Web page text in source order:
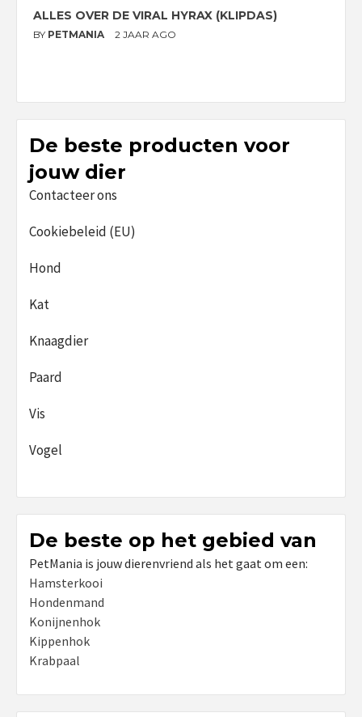
ALLES OVER DE VIRAL HYRAX (KLIPDAS)
BY PETMANIA 2 JAAR AGO
De beste producten voor
jouw dier
Contacteer ons
Cookiebeleid (EU)
Hond
Kat
Knaagdier
Paard
Vis
Vogel
De beste op het gebied van
PetMania is jouw dierenvriend als het gaat om een:
Hamsterkooi
Hondenmand
Konijnenhok
Kippenhok
Krabpaal